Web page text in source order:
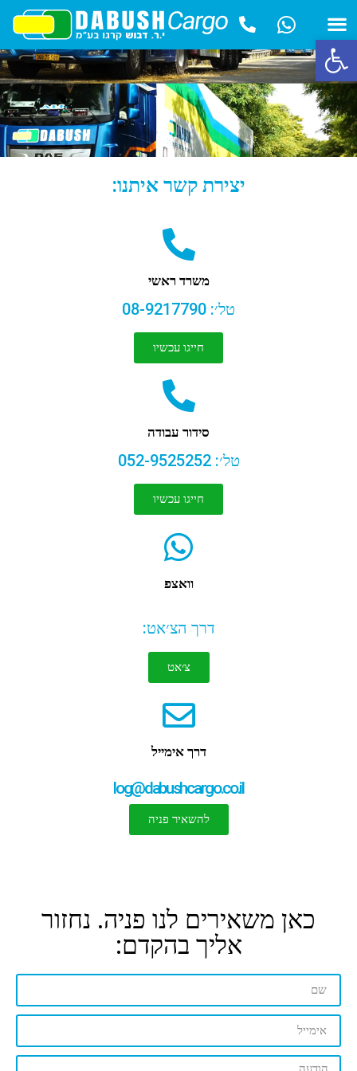
פתח סרגל נגישות
יצירת קשר איתנו:
משרד ראשי
טל׳: 08-9217790
חייגו עכשיו
סידור עבודה
טל׳: 052-9525252
חייגו עכשיו
וואצפ
דרך הצ׳אט:
צ׳אט
דרך אימייל
log@dabushcargo.co.il
להשאיר פניה
כאן משאירים לנו פניה. נחזור
אליך בהקדם: